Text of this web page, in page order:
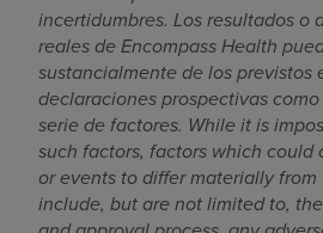
incertidumbres. Los resultados o
reales de Encompass Health
sustancialmente de los previstos
declaraciones prospectivas
serie de factores. While it is
such factors, factors which could
or events to differ materially
include, but are not limited to,